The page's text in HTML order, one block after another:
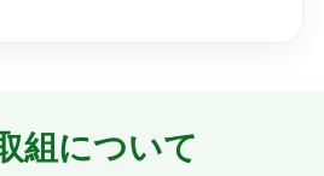
組について